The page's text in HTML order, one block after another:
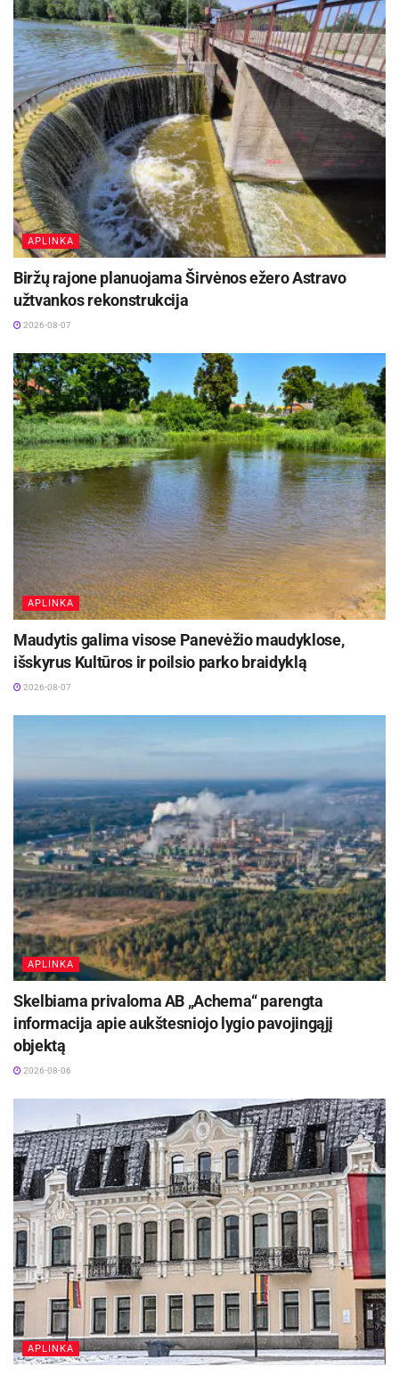
Aktualios naujienos
Ignalinos rajone, Lukošiškės sentikių religinė
bendruomenė rūpinasi cerkvės išsaugojimu
2026-08-08
Kauno žaliosios erdvės džiugina nuo pirmųjų
pavasario žiedų iki rudens sezono pabaigos
2026-08-07
Šaltinis: Ukmergės rajono savivaldybė
APLINKA
Biržų rajone planuojama Širvėnos ežero Astravo
užtvankos rekonstrukcija
2026-08-07
APLINKA
Maudytis galima visose Panevėžio maudyklose,
išskyrus Kultūros ir poilsio parko braidyklą
2026-08-07
APLINKA
Skelbiama privaloma AB „Achema“ parengta
informacija apie aukštesniojo lygio pavojingąjį
objektą
2026-08-06
APLINKA